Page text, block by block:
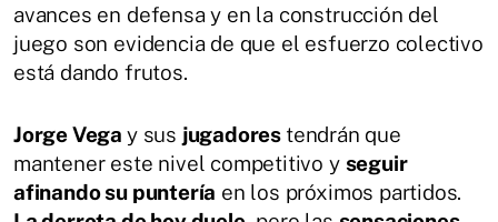
avances en defensa y en la construcción del
juego son evidencia de que el esfuerzo colectivo
está dando frutos.
Jorge Vega y sus jugadores tendrán que
mantener este nivel competitivo y seguir
afinando su puntería en los próximos partidos.